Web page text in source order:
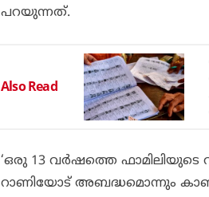
പറയുന്നത്.
Also Read
‘ഒരു 13 വർഷത്തെ ഫാമിലിയുടെ
റാണിയോട് അബദ്ധമൊന്നും